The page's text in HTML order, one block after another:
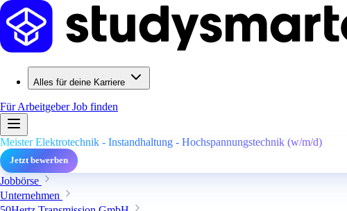
Alles für deine Karriere
Für ArbeitgeberJob finden
Meister Elektrotechnik - Instandhaltung - Hochspannungstechnik (w/m/d)
Jetzt bewerben
Jobbörse
Unternehmen